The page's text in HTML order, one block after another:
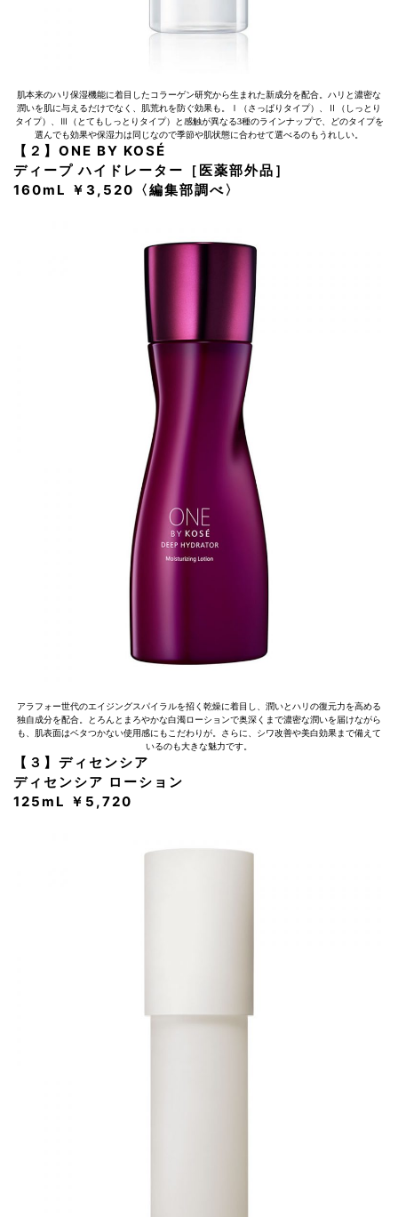
肌本来のハリ保湿機能に着目したコラーゲン研究から生まれた新成分を配合。ハリと濃密な
潤いを肌に与えるだけでなく、肌荒れを防ぐ効果も。Ⅰ（さっぱりタイプ）、Ⅱ（しっとり
タイプ）、Ⅲ（とてもしっとりタイプ）と感触が異なる3種のラインナップで、どのタイプを
選んでも効果や保湿力は同じなので季節や肌状態に合わせて選べるのもうれしい。
【２】ONE BY KOSÉ
ディープ ハイドレーター［医薬部外品］
160mL ￥3,520〈編集部調べ〉
アラフォー世代のエイジングスパイラルを招く乾燥に着目し、潤いとハリの復元力を高める
独自成分を配合。とろんとまろやかな白濁ローションで奥深くまで濃密な潤いを届けながら
も、肌表面はベタつかない使用感にもこだわりが。さらに、シワ改善や美白効果まで備えて
いるのも大きな魅力です。
【３】ディセンシア
ディセンシア ローション
125mL ￥5,720